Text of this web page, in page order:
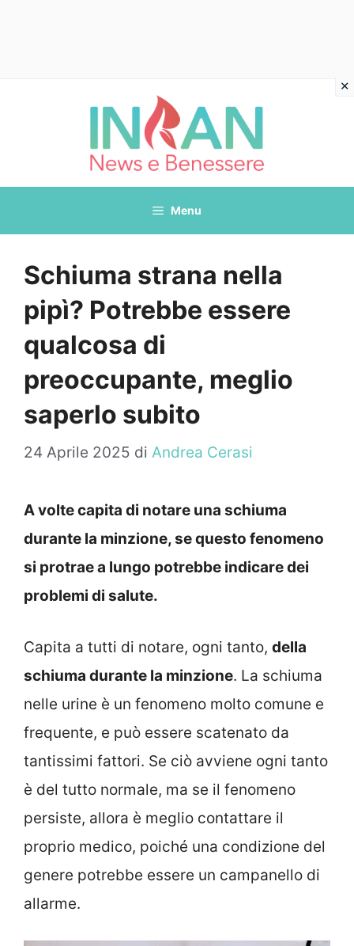
Menu
Schiuma strana nella
pipì? Potrebbe essere
qualcosa di
preoccupante, meglio
saperlo subito
24 Aprile 2025 di Andrea Cerasi
A volte capita di notare una schiuma
durante la minzione, se questo fenomeno
si protrae a lungo potrebbe indicare dei
problemi di salute.
Capita a tutti di notare, ogni tanto, della
schiuma durante la minzione. La schiuma
nelle urine è un fenomeno molto comune e
frequente, e può essere scatenato da
tantissimi fattori. Se ciò avviene ogni tanto
è del tutto normale, ma se il fenomeno
persiste, allora è meglio contattare il
proprio medico, poiché una condizione del
genere potrebbe essere un campanello di
allarme.